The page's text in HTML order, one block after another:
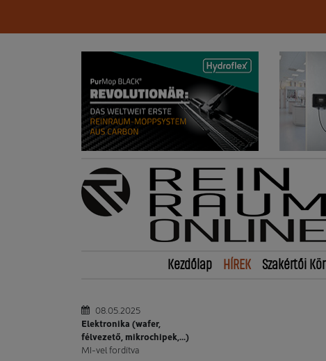
Kezdőlap HÍREK Szakértői Kör
08.05.2025
Elektronika (wafer,
félvezető, mikrochipek,...)
MI-vel fordítva